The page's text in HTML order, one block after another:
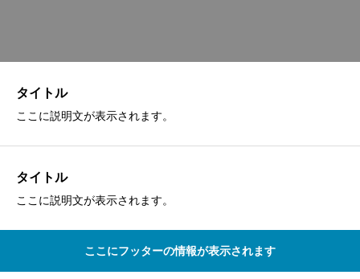
タイトル
ここに説明文が表示されます。
タイトル
ここに説明文が表示されます。
ここにフッターの情報が表示されます